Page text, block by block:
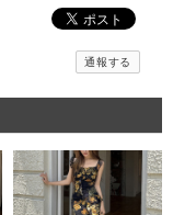
通報する